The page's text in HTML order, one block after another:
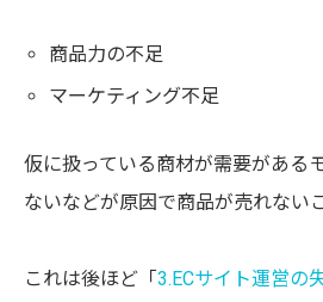
商品力の不足
マーケティング不足
仮に扱っている商材が需要がある
ないなどが原因で商品が売れない
これは後ほど「3.ECサイト運営の